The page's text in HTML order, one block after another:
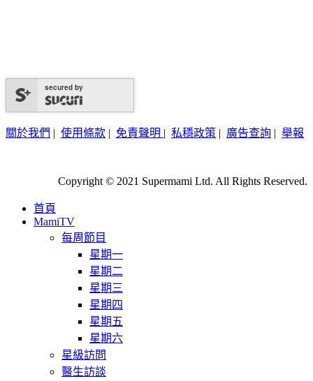
secured by
關於我們 | 使用條款 | 免責聲明 | 私穩政策 | 廣告查詢 | 舉報
Copyright © 2021 Supermami Ltd. All Rights Reserved.
首頁
MamiTV
每周節目
星期一
星期二
星期三
星期四
星期五
星期六
星級訪問
醫生訪談